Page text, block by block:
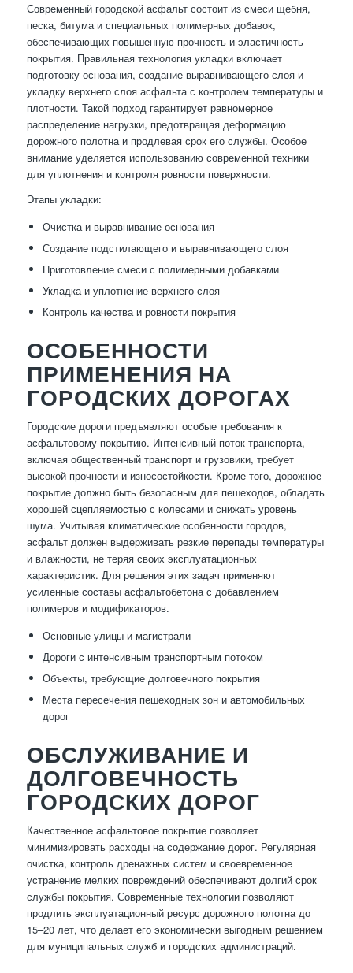
Современный городской асфальт состоит из смеси щебня,
песка, битума и специальных полимерных добавок,
обеспечивающих повышенную прочность и эластичность
покрытия. Правильная технология укладки включает
подготовку основания, создание выравнивающего слоя и
укладку верхнего слоя асфальта с контролем температуры и
плотности. Такой подход гарантирует равномерное
распределение нагрузки, предотвращая деформацию
дорожного полотна и продлевая срок его службы. Особое
внимание уделяется использованию современной техники
для уплотнения и контроля ровности поверхности.
Этапы укладки:
Очистка и выравнивание основания
Создание подстилающего и выравнивающего слоя
Приготовление смеси с полимерными добавками
Укладка и уплотнение верхнего слоя
Контроль качества и ровности покрытия
ОСОБЕННОСТИ
ПРИМЕНЕНИЯ НА
ГОРОДСКИХ ДОРОГАХ
Городские дороги предъявляют особые требования к
асфальтовому покрытию. Интенсивный поток транспорта,
включая общественный транспорт и грузовики, требует
высокой прочности и износостойкости. Кроме того, дорожное
покрытие должно быть безопасным для пешеходов, обладать
хорошей сцепляемостью с колесами и снижать уровень
шума. Учитывая климатические особенности городов,
асфальт должен выдерживать резкие перепады температуры
и влажности, не теряя своих эксплуатационных
характеристик. Для решения этих задач применяют
усиленные составы асфальтобетона с добавлением
полимеров и модификаторов.
Основные улицы и магистрали
Дороги с интенсивным транспортным потоком
Объекты, требующие долговечного покрытия
Места пересечения пешеходных зон и автомобильных
дорог
ОБСЛУЖИВАНИЕ И
ДОЛГОВЕЧНОСТЬ
ГОРОДСКИХ ДОРОГ
Качественное асфальтовое покрытие позволяет
минимизировать расходы на содержание дорог. Регулярная
очистка, контроль дренажных систем и своевременное
устранение мелких повреждений обеспечивают долгий срок
службы покрытия. Современные технологии позволяют
продлить эксплуатационный ресурс дорожного полотна до
15–20 лет, что делает его экономически выгодным решением
для муниципальных служб и городских администраций.